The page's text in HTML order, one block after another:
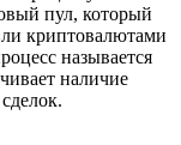
пул, который
криптовалютами
называется
наличие